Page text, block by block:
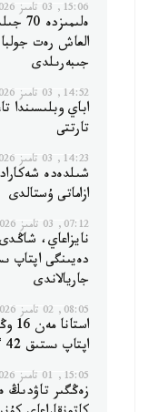
15:06, 03 تامىز 2026
العاش رەت
جىبەرىلدى
14:52, 03 تامىز 2026
اباي وبلىسىندا
تارتتى
14:23, 03 تامىز 2026
ازاماتى ۇستالدى
07:12, 03 تامىز 2026
جاريالاندى
08:05, 02 تامىز 2026
اپتاپ ىستىق 42 گرادۋسقا دەيىن جەتەدى
15:05, 01 تامىز 2026
زەڭگىر تاۋدىڭ